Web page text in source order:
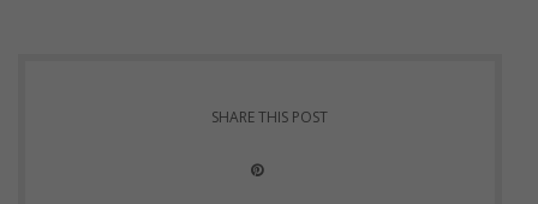
SHARE THIS POST